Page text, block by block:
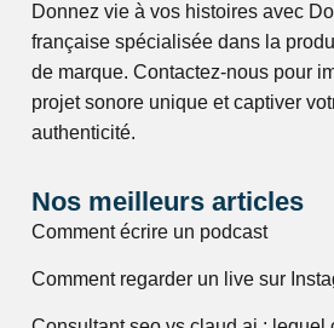
Donnez vie à vos histoires avec
française spécialisée dans la
de marque. Contactez-nous pour
projet sonore unique et captiver
authenticité.
Nos meilleurs articles
Comment écrire un podcast
Comment regarder un live sur